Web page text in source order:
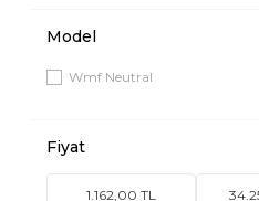
Model
Wmf Neutral
Fiyat